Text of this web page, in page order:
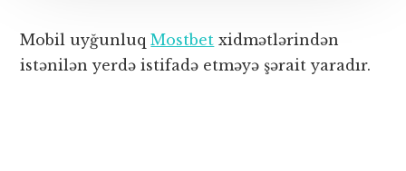
Mobil uyğunluqMostbet xidmətlərindən
istənilən yerdə istifadə etməyə şərait yaradır.